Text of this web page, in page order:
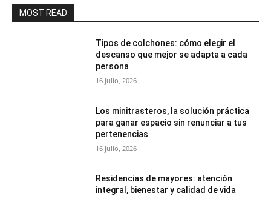
MOST READ
Tipos de colchones: cómo elegir el
descanso que mejor se adapta a cada
persona
16 julio, 2026
Los minitrasteros, la solución práctica
para ganar espacio sin renunciar a tus
pertenencias
16 julio, 2026
Residencias de mayores: atención
integral, bienestar y calidad de vida